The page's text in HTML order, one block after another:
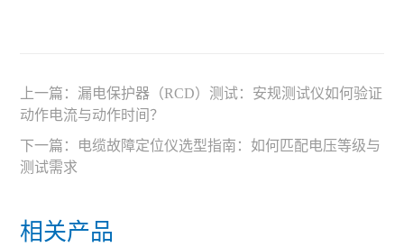
上一篇： 漏电保护器（RCD）测试：安规测试仪如何验证
动作电流与动作时间？
下一篇： 电缆故障定位仪选型指南：如何匹配电压等级与
测试需求
相关产品